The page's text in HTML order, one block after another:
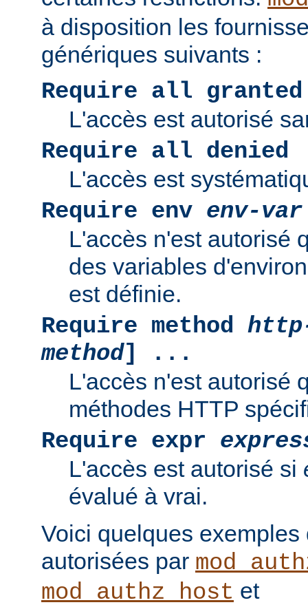
à disposition les
génériques suivants :
Require all granted
L'accès est autorisé
Require all denied
L'accès est
Require env env-var
L'accès n'est autorisé
des variables
est définie.
Require method
method] ...
L'accès n'est autorisé
méthodes HTTP
Require expr
L'accès est autorisé si
évalué à vrai.
Voici quelques exemples
autorisées par
mod_authz_host et